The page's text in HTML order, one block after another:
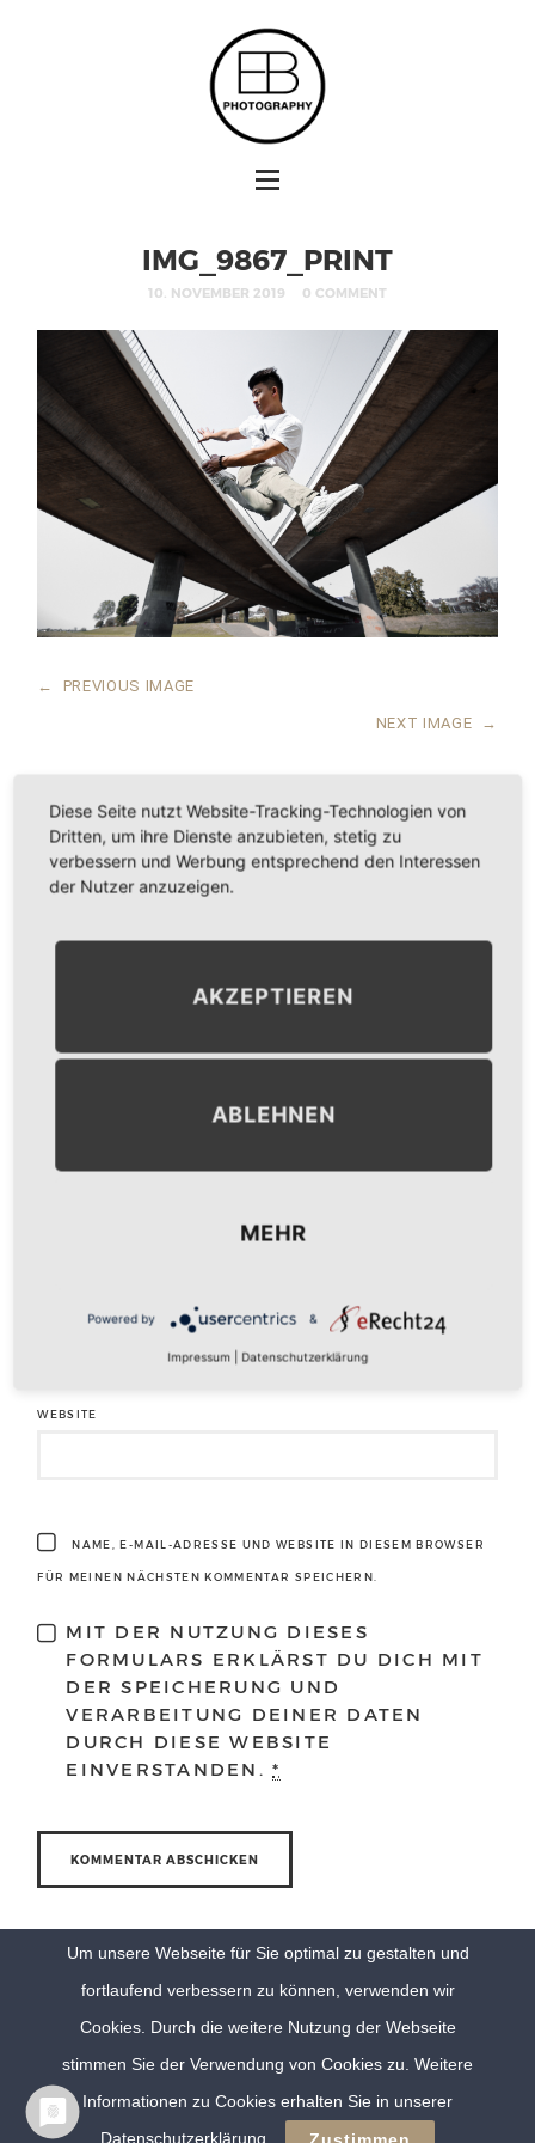
IMG_9867_PRINT
10. NOVEMBER 2019 0 COMMENT
← PREVIOUS IMAGE
NEXT IMAGE →
LEAVE A COMMENT
E-MAIL-ADRESSE
WEBSITE
NAME, E-MAIL-ADRESSE UND WEBSITE IN DIESEM BROWSER
FÜR MEINEN NÄCHSTEN KOMMENTAR SPEICHERN.
MIT DER NUTZUNG DIESES
FORMULARS ERKLÄRST DU DICH MIT
DER SPEICHERUNG UND
VERARBEITUNG DEINER DATEN
DURCH DIESE WEBSITE
EINVERSTANDEN.*
© Eva Berten Photography |
Um unsere Webseite für Sie optimal zu gestalten und
fortlaufend verbessern zu können, verwenden wir
Cookies. Durch die weitere Nutzung der Webseite
stimmen Sie der Verwendung von Cookies zu. Weitere
Informationen zu Cookies erhalten Sie in unserer
Datenschutzerklärung
Diese Seite nutzt Website-Tracking-Technologien von
Dritten, um ihre Dienste anzubieten, stetig zu
verbessern und Werbung entsprechend den Interessen
der Nutzer anzuzeigen.
AKZEPTIEREN
ABLEHNEN
MEHR
Powered by &
Impressum Datenschutzerklärung